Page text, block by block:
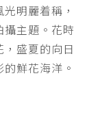
明麗着稱，
主題。花時
盛夏的向日
鮮花海洋。